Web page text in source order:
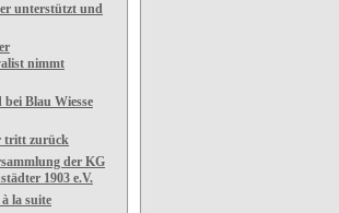
unterstützt und
nimmt
Blau Wiesse
tritt zurück
der KG
1903 e.V.
la suite